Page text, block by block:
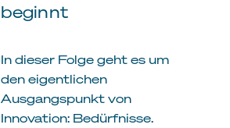
beginnt
In dieser Folge geht es um
den eigentlichen
Ausgangspunkt von
Innovation: Bedürfnisse.